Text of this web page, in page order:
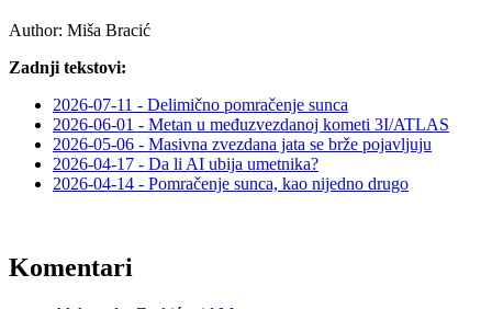
Author: Miša Bracić
Zadnji tekstovi:
2026-07-11 - Delimično pomračenje sunca
2026-06-01 - Metan u međuzvezdanoj kometi 3I/ATLAS
2026-05-06 - Masivna zvezdana jata se brže pojavljuju
2026-04-17 - Da li AI ubija umetnika?
2026-04-14 - Pomračenje sunca, kao nijedno drugo
Komentari